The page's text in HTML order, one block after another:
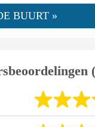
BUURT »